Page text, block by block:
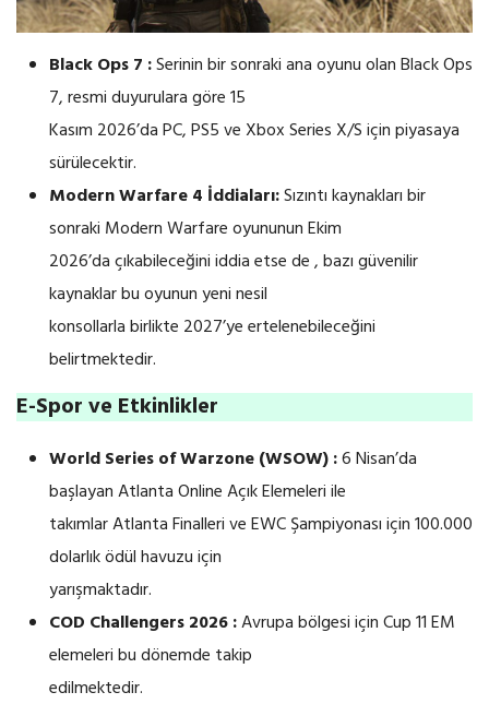
Black Ops 7 :Serinin bir sonraki ana oyunu olan Black Ops
7, resmi duyurulara göre 15
Kasım 2026’da PC, PS5 ve Xbox Series X/S için piyasaya
sürülecektir.
Modern Warfare 4 İddiaları:Sızıntı kaynakları bir
sonraki Modern Warfare oyununun Ekim
2026’da çıkabileceğini iddia etse de , bazı güvenilir
kaynaklar bu oyunun yeni nesil
konsollarla birlikte 2027’ye ertelenebileceğini
belirtmektedir.
E-Spor ve Etkinlikler
World Series of Warzone (WSOW) :6 Nisan’da
başlayan Atlanta Online Açık Elemeleri ile
takımlar Atlanta Finalleri ve EWC Şampiyonası için 100.000
dolarlık ödül havuzu için
yarışmaktadır.
COD Challengers 2026 :Avrupa bölgesi için Cup 11 EM
elemeleri bu dönemde takip
edilmektedir.